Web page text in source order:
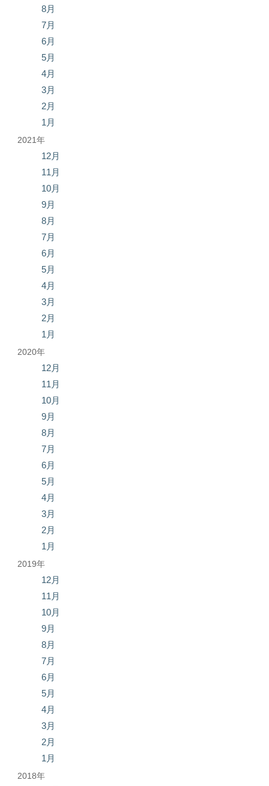
8月
7月
6月
5月
4月
3月
2月
1月
2021年
12月
11月
10月
9月
8月
7月
6月
5月
4月
3月
2月
1月
2020年
12月
11月
10月
9月
8月
7月
6月
5月
4月
3月
2月
1月
2019年
12月
11月
10月
9月
8月
7月
6月
5月
4月
3月
2月
1月
2018年